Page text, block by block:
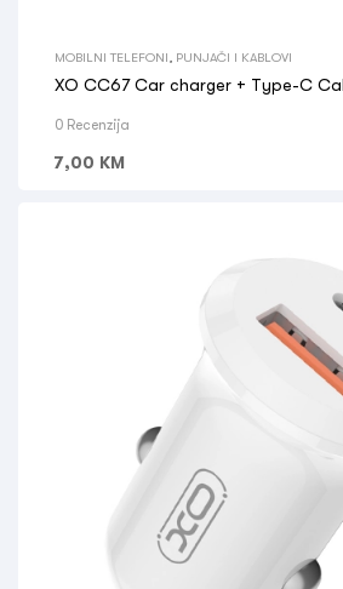
MOBILNI TELEFONI PUNJAČI I KABLOVI
XO CC67 Car charger + Type-C
0 Recenzija
7,00 KM